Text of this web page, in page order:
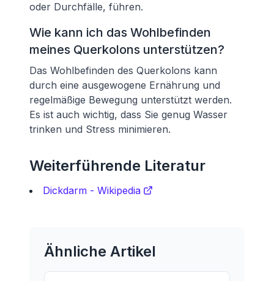
oder Durchfälle, führen.
Wie kann ich das Wohlbefinden
meines Querkolons unterstützen?
Das Wohlbefinden des Querkolons kann
durch eine ausgewogene Ernährung und
regelmäßige Bewegung unterstützt werden.
Es ist auch wichtig, dass Sie genug Wasser
trinken und Stress minimieren.
Weiterführende Literatur
Dickdarm - Wikipedia
Ähnliche Artikel